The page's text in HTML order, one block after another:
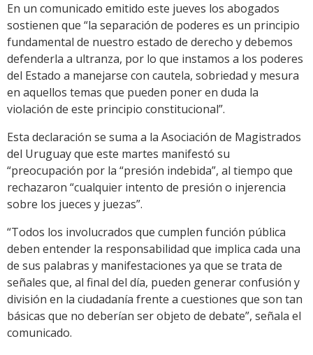
En un comunicado emitido este jueves los abogados
sostienen que “la separación de poderes es un principio
fundamental de nuestro estado de derecho y debemos
defenderla a ultranza, por lo que instamos a los poderes
del Estado a manejarse con cautela, sobriedad y mesura
en aquellos temas que pueden poner en duda la
violación de este principio constitucional”.
Esta declaración se suma a la Asociación de Magistrados
del Uruguay que este martes manifestó su
“preocupación por la “presión indebida”, al tiempo que
rechazaron “cualquier intento de presión o injerencia
sobre los jueces y juezas”.
“Todos los involucrados que cumplen función pública
deben entender la responsabilidad que implica cada una
de sus palabras y manifestaciones ya que se trata de
señales que, al final del día, pueden generar confusión y
división en la ciudadanía frente a cuestiones que son tan
básicas que no deberían ser objeto de debate”, señala el
comunicado.